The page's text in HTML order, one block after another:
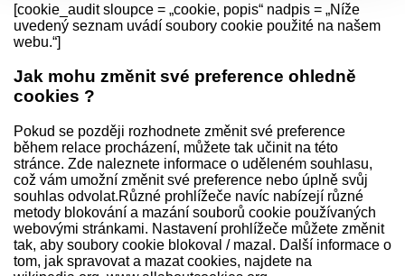
[cookie_audit sloupce = „cookie, popis“ nadpis = „Níže
uvedený seznam uvádí soubory cookie použité na našem
webu.“]
Jak mohu změnit své preference ohledně
cookies ?
Pokud se později rozhodnete změnit své preference
během relace procházení, můžete tak učinit na této
stránce. Zde naleznete informace o uděleném souhlasu,
což vám umožní změnit své preference nebo úplně svůj
souhlas odvolat.Různé prohlížeče navíc nabízejí různé
metody blokování a mazání souborů cookie používaných
webovými stránkami. Nastavení prohlížeče můžete změnit
tak, aby soubory cookie blokoval / mazal. Další informace o
tom, jak spravovat a mazat cookies, najdete na